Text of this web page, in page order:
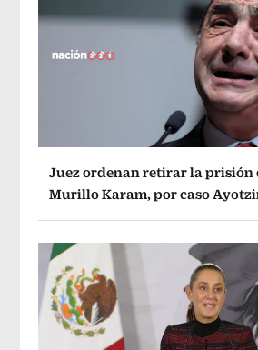
Juez ordenan retirar la
Murillo Karam, por caso